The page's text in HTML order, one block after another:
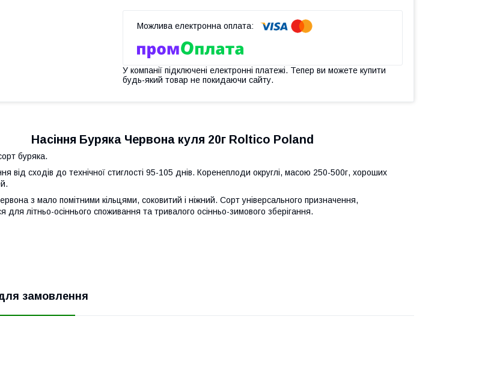
У компанії підключені електронні платежі. Тепер ви можете купити
будь-який товар не покидаючи сайту.
Насіння Буряка Червона куля 20г Roltico Poland
буряка.
від сходів до технічної стиглості 95-105 днів. Коренеплоди округлі, масою 250-500г, хороших
з мало помітними кільцями, соковитий і ніжний. Сорт універсального призначення,
для літньо-осіннього споживання та тривалого осінньо-зимового зберігання.
замовлення